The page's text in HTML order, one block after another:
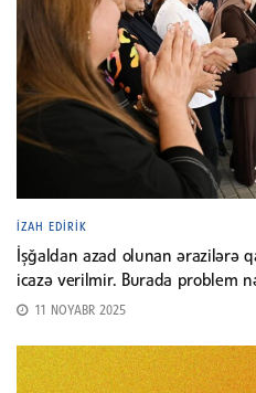
İZAH EDIRIK
İşğaldan azad olunan ərazilərə
icazə verilmir. Burada problem
11 NOYABR 2025